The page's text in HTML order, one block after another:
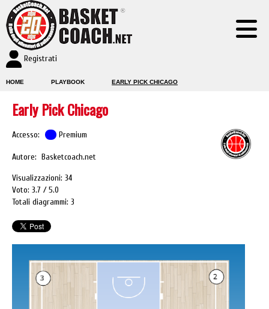
Registrati
HOME PLAYBOOK EARLY PICK CHICAGO
Early Pick Chicago
Accesso: Premium
Autore: Basketcoach.net
Visualizzazioni: 34
Voto: 3.7
5.0
Totali diagrammi: 3